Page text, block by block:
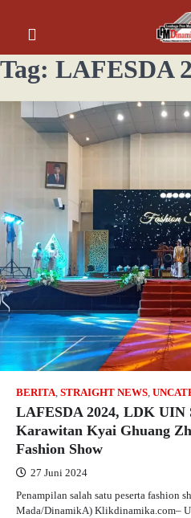
Tag: LAFESDA
BERITA, STRAIGHT NEWS,
LAFESDA 2024, LDK UIN
Karawitan Kyai Ghuang
Fashion Show
27 Juni 2024
Penampilan salah satu peserta fashion
Mada/DinamikA) Klikdinamika.com–